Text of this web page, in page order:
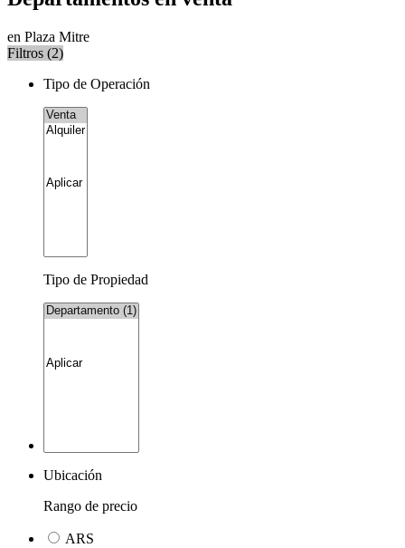
en Plaza Mitre
Filtros (2)
Tipo de Operación
Tipo de Propiedad
Ubicación
Rango de precio
ARS